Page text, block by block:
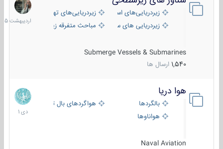
زیردریایی‌های استراتژیکزیردریایی‌های تهاجمی
زیردریایی های سبک
مباحث متفرقه زیرسطحی
Submerge Vessels & Submarines
1,540 ارسال ها
1405
هوا دریا
بالگردها
هواگردهای بال ثابت
هواناوها
Naval Aviation
12
دی
1401